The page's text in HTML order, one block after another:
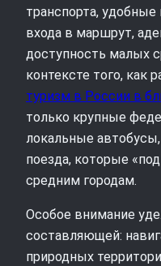
транспорта,
входа в маршрут,
доступность малых
контексте того, как
туризм в России в
только крупные
локальные
поезда, которые
средним городам.
Особое внимание
составляющей:
природных